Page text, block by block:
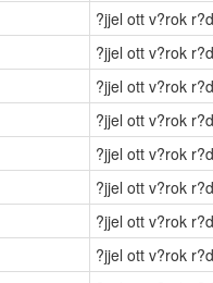
?jjel ott v?rok r?d
?jjel ott v?rok r?d
?jjel ott v?rok r?d
?jjel ott v?rok r?d
?jjel ott v?rok r?d
?jjel ott v?rok r?d
?jjel ott v?rok r?d
?jjel ott v?rok r?d